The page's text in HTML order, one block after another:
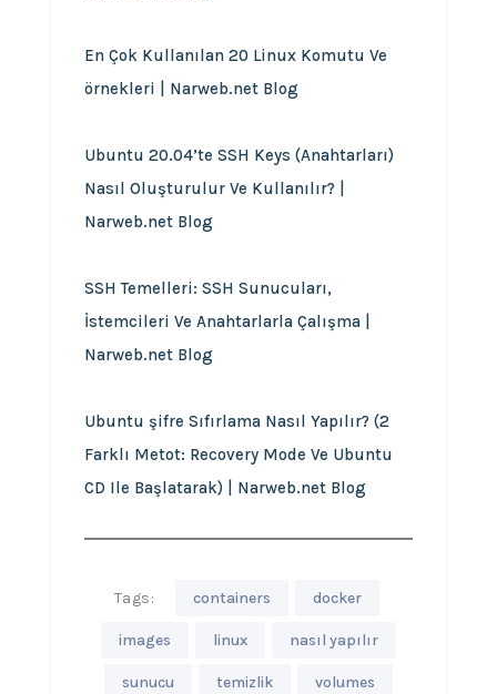
En Çok Kullanılan 20 Linux Komutu Ve
örnekleri | Narweb.net Blog
Ubuntu 20.04’te SSH Keys (Anahtarları)
Nasıl Oluşturulur Ve Kullanılır? |
Narweb.net Blog
SSH Temelleri: SSH Sunucuları,
İstemcileri Ve Anahtarlarla Çalışma |
Narweb.net Blog
Ubuntu şifre Sıfırlama Nasıl Yapılır? (2
Farklı Metot: Recovery Mode Ve Ubuntu
CD Ile Başlatarak) | Narweb.net Blog
Tags: containers docker
images linux nasıl yapılır
sunucu temizlik volumes